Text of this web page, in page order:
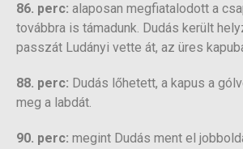
86. perc: alaposan megfiatalodott a
továbbra is támadunk. Dudás került
passzát Ludányi vette át, az üres
88. perc: Dudás lőhetett, a kapus a
meg a labdát.
90. perc: megint Dudás ment el